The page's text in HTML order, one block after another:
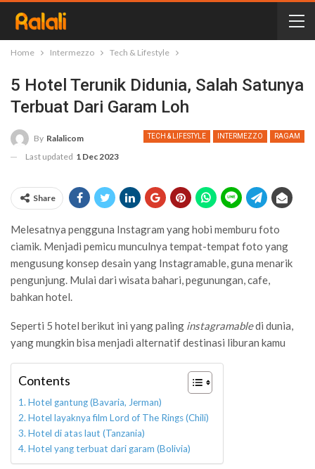
Home Intermezzo Tech & Lifestyle
5 Hotel Terunik Didunia, Salah Satunya
Terbuat Dari Garam Loh
TECH & LIFESTYLE INTERMEZZO RAGAM
By Ralalicom
Last updated 1 Dec 2023
Share
Melesatnya pengguna Instagram yang hobi memburu foto
ciamik. Menjadi pemicu munculnya tempat-tempat foto yang
mengusung konsep desain yang Instagramable, guna menarik
pengunjung. Mulai dari wisata bahari, pegunungan, cafe,
bahkan hotel.
Seperti 5 hotel berikut ini yang paling instagramabledi dunia,
yang mungkin bisa menjadi alternatif destinasi liburan kamu
Contents
Hotel gantung (Bavaria, Jerman)
Hotel layaknya film Lord of The Rings (Chili)
Hotel di atas laut (Tanzania)
Hotel yang terbuat dari garam (Bolivia)